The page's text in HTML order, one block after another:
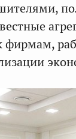
фирмам,